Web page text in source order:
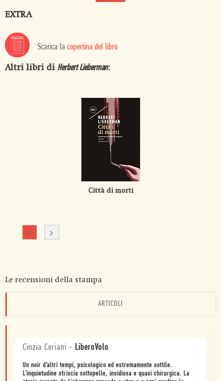
EXTRA
Scarica la copertina del libro
Altri libri di Herbert Lieberman:
Città di morti
Le recensioni della stampa
ARTICOLI
Cinzia Ceriani - LiberoVolo
Un noir d’altri tempi, psicologico ed estremamente sottile.
L’inquietudine striscia sottopelle, insidiosa e quasi chirurgica. La